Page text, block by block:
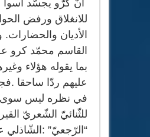
أنّ كرّو يجسّد أسوأ
للانغلاق ورفض
الأديان والحضارات.
القاسم محمّد كرو
بما يقوله هؤلاء
عليهم ردّا ساحقا
في نظره ليس سوى
للثّنائيّ الشّعريّ
“الرّجعيّ” :الشّاذلي